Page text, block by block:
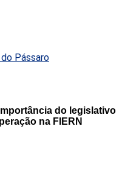
do legislativo
na FIERN